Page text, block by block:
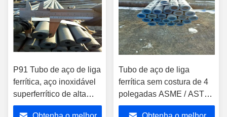
P91 Tubo de aço de liga
ferrítica, aço inoxidável
superferrítico de alta
temperatura
Tubo de aço de liga
ferrítica sem costura de 4
polegadas ASME / ASTM
A335 padrão 13crmo44